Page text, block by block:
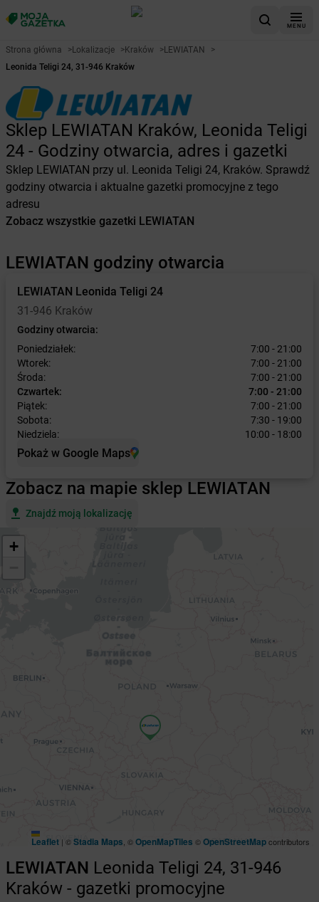
MENU
Strona główna >Lokalizacje >Kraków >LEWIATAN
>
Leonida Teligi 24, 31-946 Kraków
Sklep LEWIATAN Kraków, Leonida Teligi
24 - Godziny otwarcia, adres i gazetki
Sklep LEWIATAN przy ul. Leonida Teligi 24, Kraków. Sprawdź
godziny otwarcia i aktualne gazetki promocyjne z tego
adresu
Zobacz wszystkie gazetki LEWIATAN
LEWIATAN godziny otwarcia
LEWIATAN Leonida Teligi 24
31-946 Kraków
Godziny otwarcia:
Poniedziałek:
7:00 - 21:00
Wtorek:
7:00 - 21:00
Środa:
7:00 - 21:00
Czwartek:
7:00 - 21:00
Piątek:
7:00 - 21:00
Sobota:
7:30 - 19:00
Niedziela:
10:00 - 18:00
Pokaż w Google Maps
Zobacz na mapie sklep LEWIATAN
Znajdź moją lokalizację
+
Leaflet | ©Stadia Maps , ©OpenMapTiles ©OpenStreetMapcontributors
LEWIATAN Leonida Teligi 24, 31-946
Kraków - gazetki promocyjne